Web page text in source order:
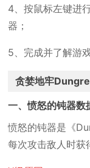
4、按鼠标左键进
器；
5、完成并了解游
贪婪地牢
一、愤怒的钝器数
愤怒的钝器是《
每次攻击敌人时获